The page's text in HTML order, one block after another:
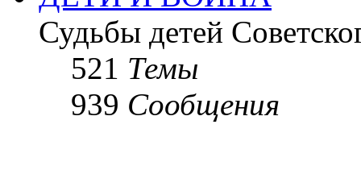
Судьбы детей
521 Темы
939 Сообщения